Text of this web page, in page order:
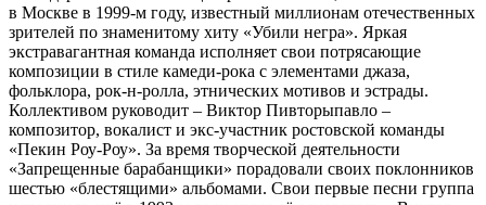
в Москве в 1999-м году, известный миллионам отечественных
зрителей по знаменитому хиту «Убили негра». Яркая
экстравагантная команда исполняет свои потрясающие
композиции в стиле камеди-рока с элементами джаза,
фольклора, рок-н-ролла, этнических мотивов и эстрады.
Коллективом руководит – Виктор Пивторыпавло –
композитор, вокалист и экс-участник ростовской команды
«Пекин Роу-Роу». За время творческой деятельности
«Запрещенные барабанщики» порадовали своих поклонников
шестью «блестящими» альбомами. Свои первые песни группа